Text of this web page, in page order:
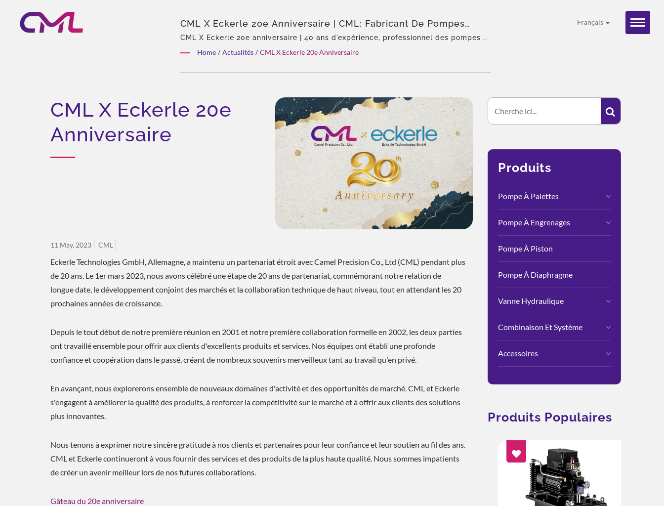
Français
CML X Eckerle 20e Anniversaire | CML: Fabricant De Pompes
Hydrauliques Certifié ISO 9001 Et CE – Qualité Primée
CML X Eckerle 20e anniversaire | 40 ans d'expérience, professionnel des pompes et
gamme de produits, solution totale, personnalisation flexible, distribution mondiale.
Home / Actualités / CML X Eckerle 20e Anniversaire
CML X Eckerle 20e
Anniversaire
11 May, 2023 CML
Eckerle Technologies GmbH, Allemagne, a maintenu un partenariat étroit avec Camel Precision Co., Ltd (CML) pendant plus
de 20 ans. Le 1er mars 2023, nous avons célébré une étape de 20 ans de partenariat, commémorant notre relation de
longue date, le développement conjoint des marchés et la collaboration technique de haut niveau, tout en attendant les 20
prochaines années de croissance.
Depuis le tout début de notre première réunion en 2001 et notre première collaboration formelle en 2002, les deux parties
ont travaillé ensemble pour offrir aux clients d'excellents produits et services. Nos équipes ont établi une profonde
confiance et coopération dans le passé, créant de nombreux souvenirs merveilleux tant au travail qu'en privé.
En avançant, nous explorerons ensemble de nouveaux domaines d'activité et des opportunités de marché. CML et Eckerle
s'engagent à améliorer la qualité des produits, à renforcer la compétitivité sur le marché et à offrir aux clients des solutions
plus innovantes.
Nous tenons à exprimer notre sincère gratitude à nos clients et partenaires pour leur confiance et leur soutien au fil des ans.
CML et Eckerle continueront à vous fournir des services et des produits de la plus haute qualité. Nous sommes impatients
de créer un avenir meilleur lors de nos futures collaborations.
Gâteau du 20e anniversaire
Produits
Pompe À Palettes
Pompe À Engrenages
Pompe À Piston
Pompe À Diaphragme
Vanne Hydraulique
Combinaison Et Système
Accessoires
Produits Populaires